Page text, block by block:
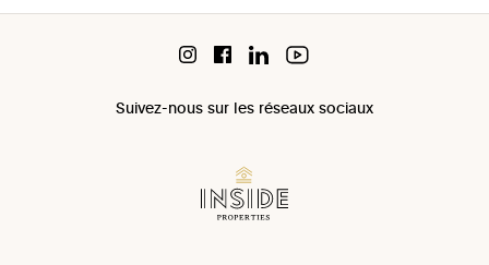
Suivez-nous sur les réseaux sociaux